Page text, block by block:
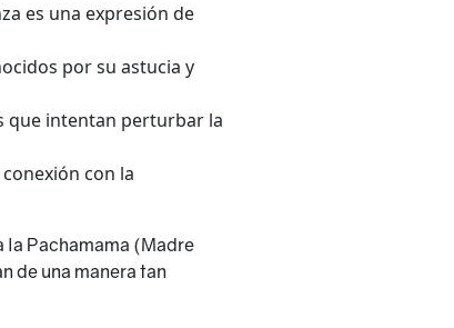
es una expresión de
por su astucia y
que intentan perturbar la
con la
la Pachamama (Madre
de una manera tan